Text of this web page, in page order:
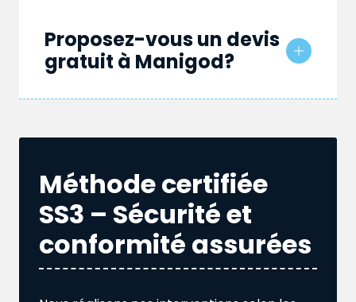
Proposez-vous un devis
gratuit à Manigod?
Méthode certifiée
SS3 – Sécurité et
conformité assurées